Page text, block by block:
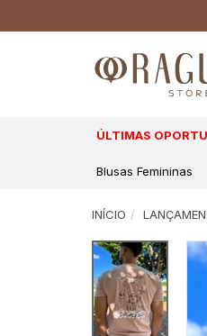
ÚLTIMAS
Blusas Femininas
INÍCIO